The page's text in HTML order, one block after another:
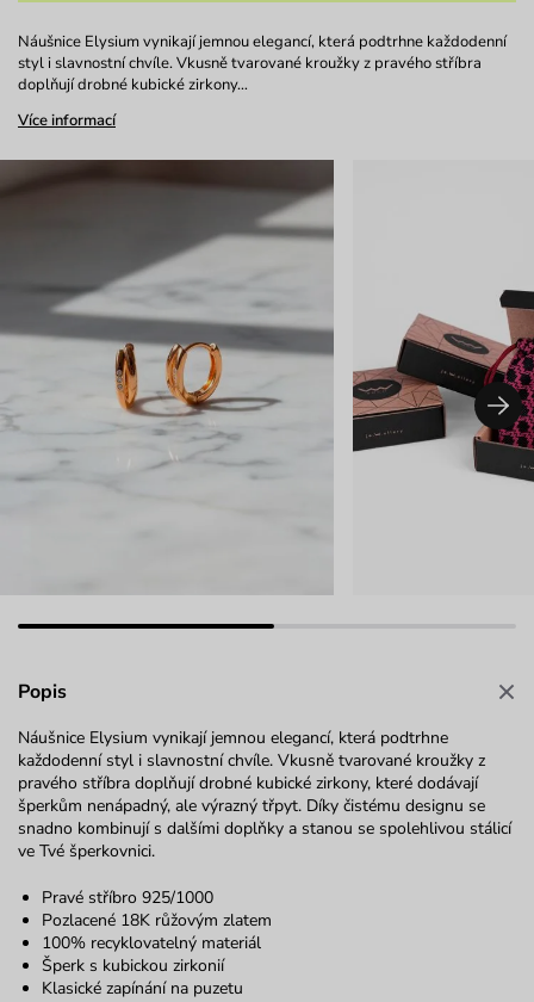
Náušnice Elysium vynikají jemnou elegancí, která podtrhne každodenní
styl i slavnostní chvíle. Vkusně tvarované kroužky z pravého stříbra
doplňují drobné kubické zirkony…
Více informací
Popis
Náušnice Elysium vynikají jemnou elegancí, která podtrhne
každodenní styl i slavnostní chvíle. Vkusně tvarované kroužky z
pravého stříbra doplňují drobné kubické zirkony, které dodávají
šperkům nenápadný, ale výrazný třpyt. Díky čistému designu se
snadno kombinují s dalšími doplňky a stanou se spolehlivou stálicí
ve Tvé šperkovnici.
Pravé stříbro 925/1000
Pozlacené 18K růžovým zlatem
100% recyklovatelný materiál
Šperk s kubickou zirkonií
Klasické zapínání na puzetu